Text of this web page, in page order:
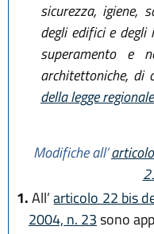
sicurezza, igiene,
degli edifici e
superamento e
architettoniche, di
della legge
Modifiche all’
1.All’articolo 22 bis
2004, n. 23sono